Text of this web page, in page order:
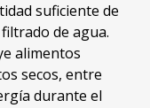
suficiente de
de agua.
alimentos
secos, entre
durante el